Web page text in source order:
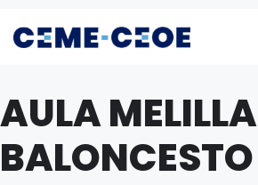
AULA MELILLA
BALONCESTO